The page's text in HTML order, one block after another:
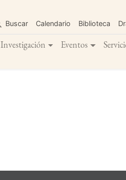
contenido
principal
Buscar Calendario Biblioteca
Investigación Eventos